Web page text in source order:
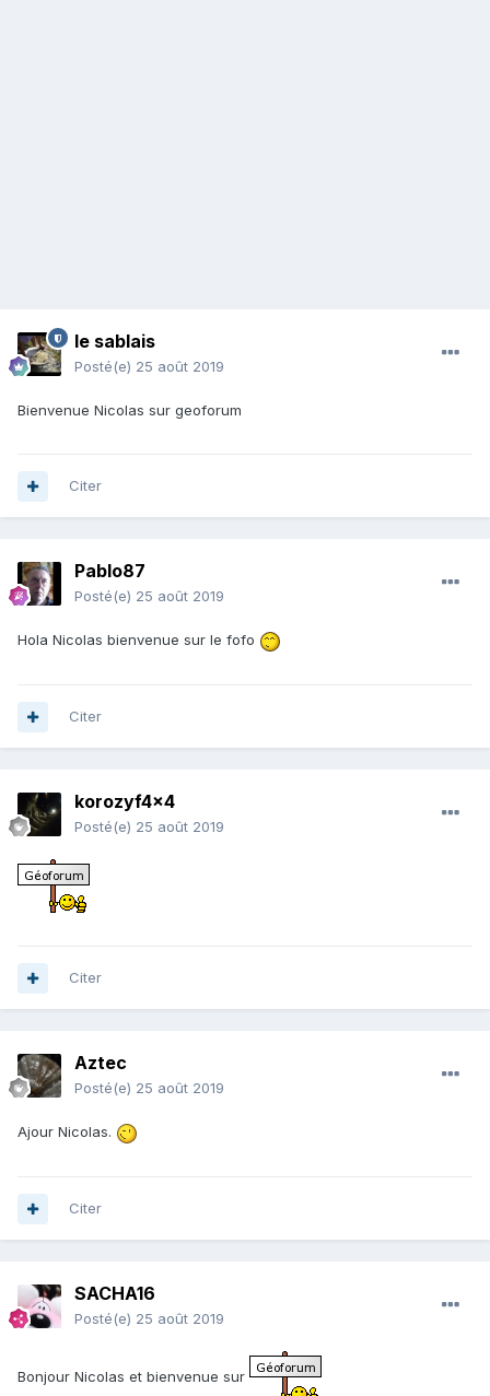
le sablais
Posté(e) 25 août 2019
Bienvenue Nicolas sur geoforum
Citer
Pablo87
Posté(e) 25 août 2019
Hola Nicolas bienvenue sur le fofo
Citer
korozyf4x4
Posté(e) 25 août 2019
Citer
Aztec
Posté(e) 25 août 2019
Ajour Nicolas.
Citer
SACHA16
Posté(e) 25 août 2019
Bonjour Nicolas et bienvenue sur